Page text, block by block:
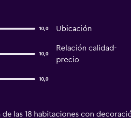
10,0 Ubicación
10,0
Relación calidad-
precio
10,0
las 18 habitaciones con